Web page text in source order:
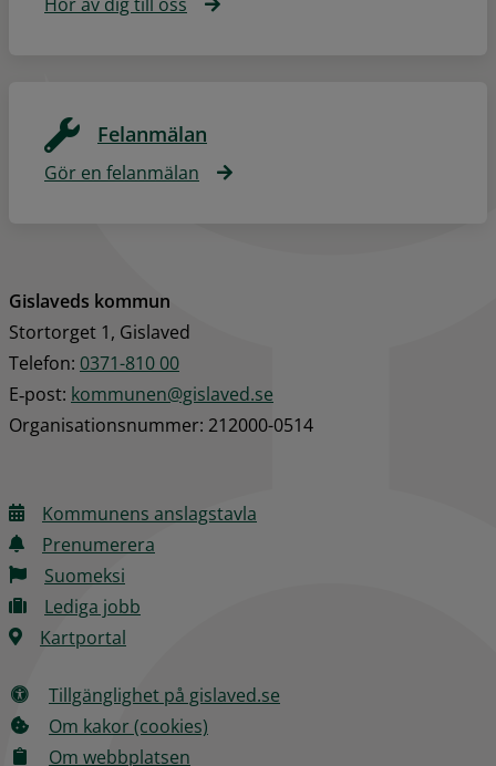
Felanmälan
Gör en felanmälan
Gislaveds kommun
Stortorget 1, Gislaved
Telefon: 0371-810 00
E‑post: kommunen@gislaved.se
Organisationsnummer: 212000-0514
Kommunens anslagstavla
Prenumerera
Suomeksi
Lediga jobb
Kartportal
Tillgänglighet på gislaved.se
Om kakor (cookies)
Om webbplatsen